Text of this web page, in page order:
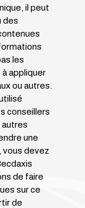
il peut
des
les
appliquer
ou autres.
conseillers
autres
une
vous devez
de faire
sur ce
de